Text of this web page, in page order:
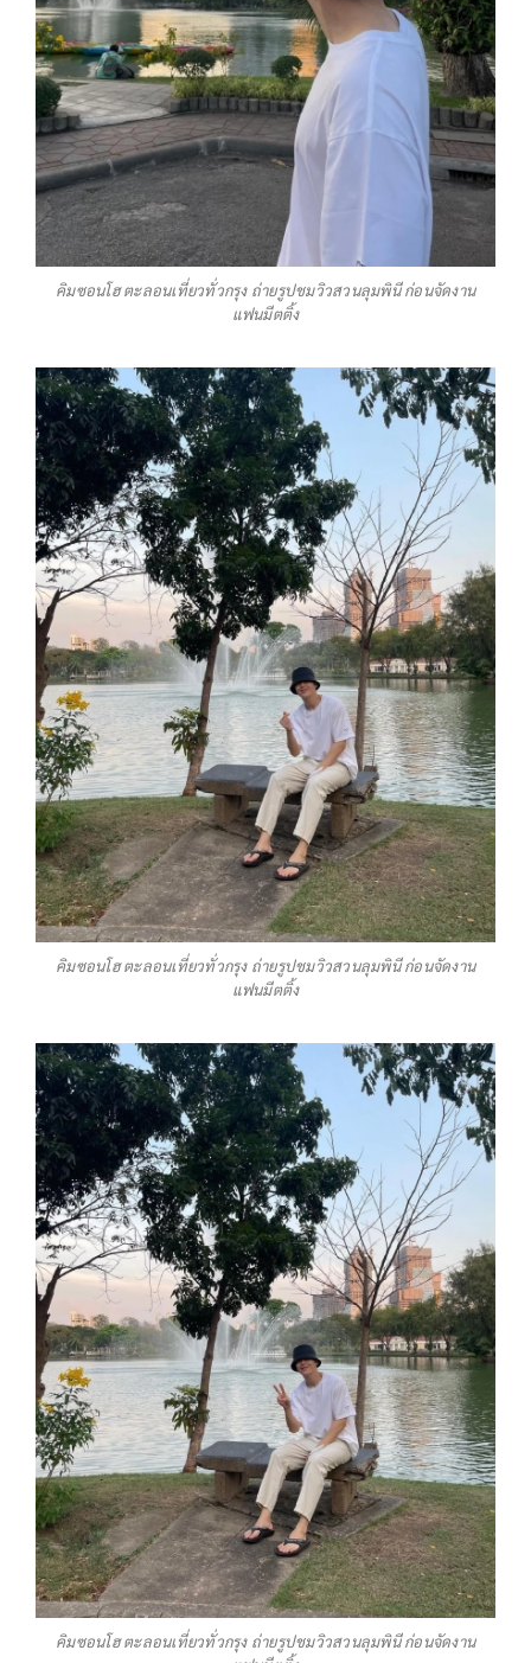
คิมซอนโฮ ตะลอนเที่ยวทั่วกรุง ถ่ายรูปชมวิวสวนลุมพินี ก่อนจัดงาน
แฟนมีตติ้ง
คิมซอนโฮ ตะลอนเที่ยวทั่วกรุง ถ่ายรูปชมวิวสวนลุมพินี ก่อนจัดงาน
แฟนมีตติ้ง
คิมซอนโฮ ตะลอนเที่ยวทั่วกรุง ถ่ายรูปชมวิวสวนลุมพินี ก่อนจัดงาน